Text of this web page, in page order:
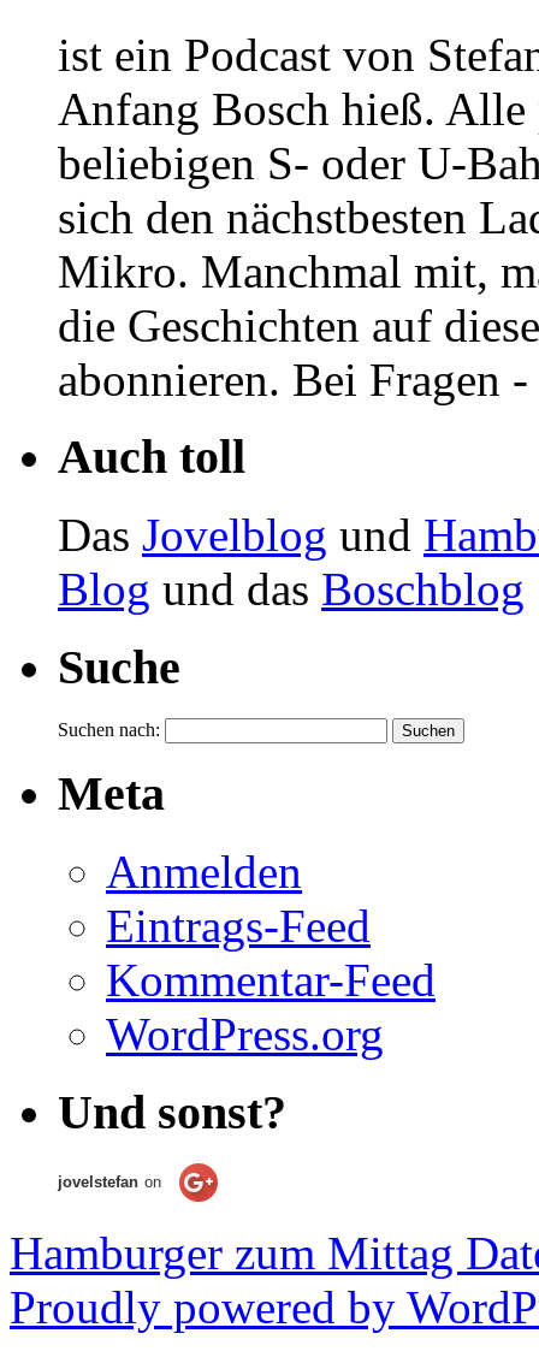
ist ein Podcast von
Anfang Bosch hieß. Alle
beliebigen S- oder U-
sich den nächstbesten
Mikro. Manchmal mit,
die Geschichten auf
abonnieren. Bei Fragen
Auch toll
Das Jovelblog und
Blog und das Boschblog
Suche
Suchen nach:
Meta
Anmelden
Eintrags-Feed
Kommentar-Feed
WordPress.org
Und sonst?
jovelstefan on
Hamburger zum Mittag
Proudly powered by